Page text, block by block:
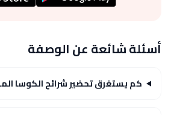
أسئلة شائعة عن الوصفة
كم يستغرق تحضير شرائح الكوسا